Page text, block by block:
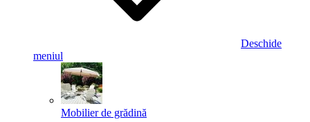
Deschide
meniul
Mobilier de grădină